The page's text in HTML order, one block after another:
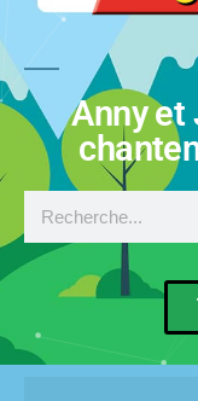
Anny et